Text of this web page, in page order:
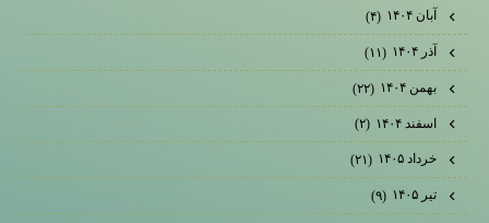
آبان ۱۴۰۴ (۴)
آذر ۱۴۰۴ (۱۱)
بهمن ۱۴۰۴ (۲۲)
اسفند ۱۴۰۴ (۲)
خرداد ۱۴۰۵ (۲۱)
تیر ۱۴۰۵ (۹)